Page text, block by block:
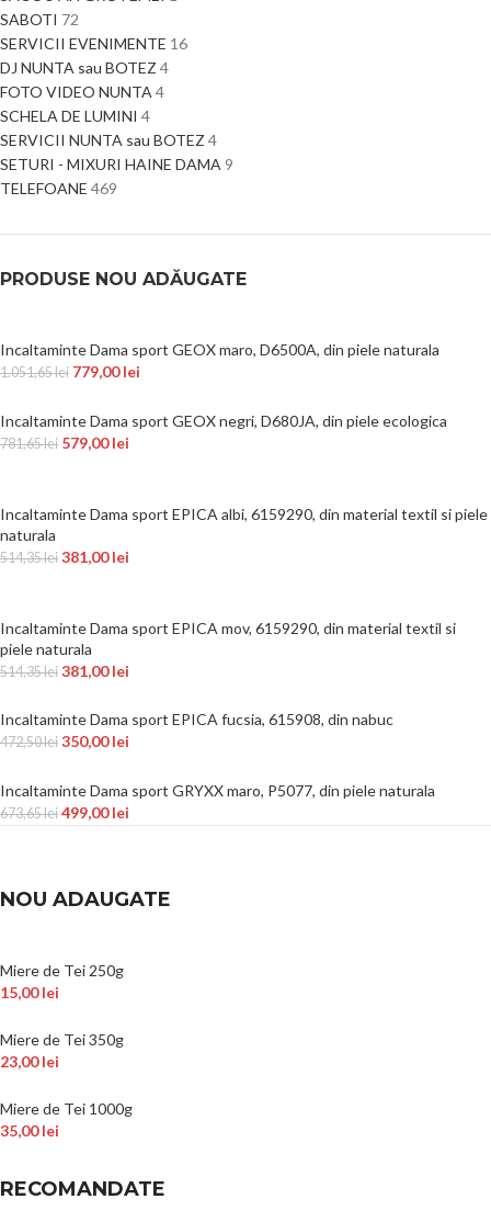
SABOTI 72
SERVICII EVENIMENTE 16
DJ NUNTA sau BOTEZ 4
FOTO VIDEO NUNTA 4
SCHELA DE LUMINI 4
SERVICII NUNTA sau BOTEZ 4
SETURI - MIXURI HAINE DAMA 9
TELEFOANE 469
PRODUSE NOU ADĂUGATE
Incaltaminte Dama sport GEOX maro, D6500A, din piele naturala
1.051,65lei 779,00lei
Incaltaminte Dama sport GEOX negri, D680JA, din piele ecologica
781,65lei 579,00lei
Incaltaminte Dama sport EPICA albi, 6159290, din material textil si piele
naturala
514,35lei 381,00lei
Incaltaminte Dama sport EPICA mov, 6159290, din material textil si
piele naturala
514,35lei 381,00lei
Incaltaminte Dama sport EPICA fucsia, 615908, din nabuc
472,50lei 350,00lei
Incaltaminte Dama sport GRYXX maro, P5077, din piele naturala
673,65lei 499,00lei
NOU ADAUGATE
Miere de Tei 250g
15,00lei
Miere de Tei 350g
23,00lei
Miere de Tei 1000g
35,00lei
RECOMANDATE